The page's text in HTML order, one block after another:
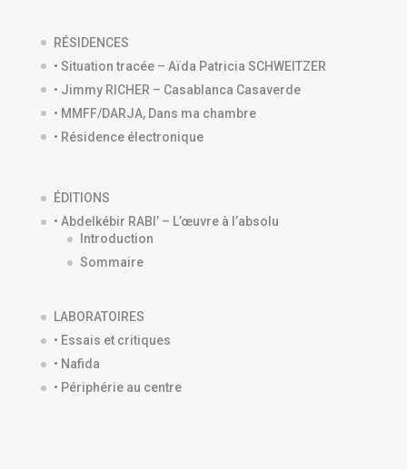
RÉSIDENCES
• Situation tracée – Aïda Patricia SCHWEITZER
• Jimmy RICHER – Casablanca Casaverde
• MMFF/DARJA, Dans ma chambre
• Résidence électronique
ÉDITIONS
• Abdelkébir RABI’ – L’œuvre à l’absolu
Introduction
Sommaire
LABORATOIRES
• Essais et critiques
• Nafida
• Périphérie au centre